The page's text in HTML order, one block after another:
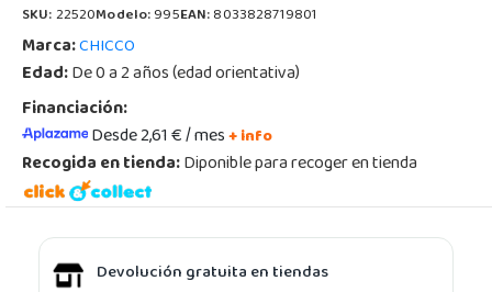
SKU:22520Modelo:995EAN:8033828719801
Marca:CHICCO
Edad:De 0 a 2 años (edad orientativa)
Financiación:
Desde 2,61 € / mes+ info
Recogida en tienda:Diponible para recoger en tienda
Devolución gratuita en tiendas